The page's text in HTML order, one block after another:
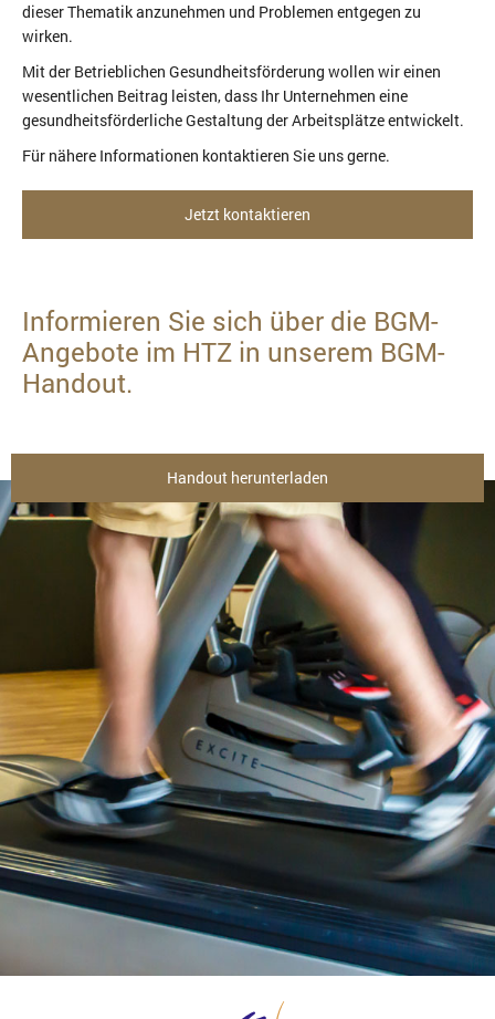
dieser Thematik anzunehmen und Problemen entgegen zu
wirken.
Mit der Betrieblichen Gesundheitsförderung wollen wir einen
wesentlichen Beitrag leisten, dass Ihr Unternehmen eine
gesundheitsförderliche Gestaltung der Arbeitsplätze entwickelt.
Für nähere Informationen kontaktieren Sie uns gerne.
Jetzt kontaktieren
Informieren Sie sich über die BGM-
Angebote im HTZ in unserem BGM-
Handout.
Handout herunterladen